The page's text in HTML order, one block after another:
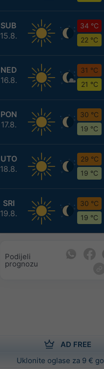
SUB
15.8.
34 °C
22 °C
NED
16.8.
31 °C
21 °C
PON
17.8.
30 °C
19 °C
UTO
18.8.
29 °C
19 °C
SRI
19.8.
30 °C
19 °C
Podijeli
prognozu
AD FREE
Uklonite oglase za 9 €